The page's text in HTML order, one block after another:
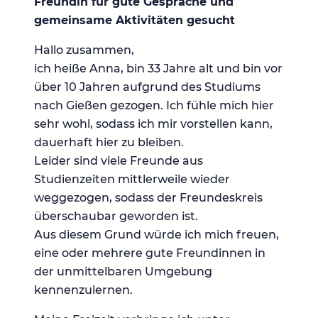
gemeinsame Aktivitäten gesucht
Hallo zusammen,
ich heiße Anna, bin 33 Jahre alt und bin vor
über 10 Jahren aufgrund des Studiums
nach Gießen gezogen. Ich fühle mich hier
sehr wohl, sodass ich mir vorstellen kann,
dauerhaft hier zu bleiben.
Leider sind viele Freunde aus
Studienzeiten mittlerweile wieder
weggezogen, sodass der Freundeskreis
überschaubar geworden ist.
Aus diesem Grund würde ich mich freuen,
eine oder mehrere gute Freundinnen in
der unmittelbaren Umgebung
kennenzulernen.